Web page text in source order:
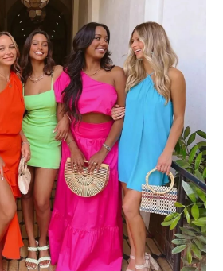
gdzie luksus spotyka się z
ma swoją historię, duszę i drugie
marzysz – w jednym miejscu